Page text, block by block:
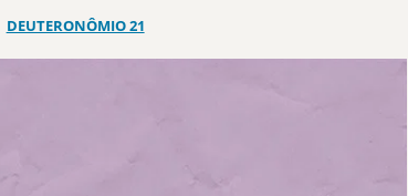
DEUTERONÔMIO 21